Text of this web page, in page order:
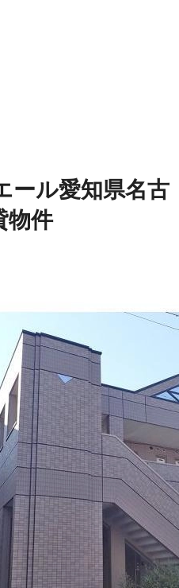
ール愛知県名古
物件